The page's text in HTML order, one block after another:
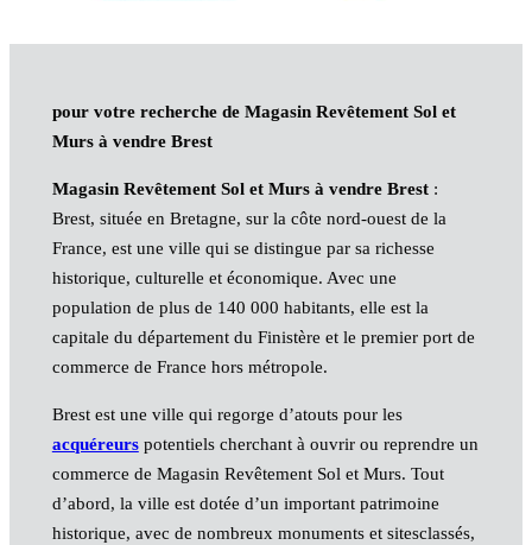
pour votre recherche de Magasin Revêtement Sol et
Murs à vendre Brest
Magasin Revêtement Sol et Murs à vendre Brest:
Brest, située en Bretagne, sur la côte nord-ouest de la
France, est une ville qui se distingue par sa richesse
historique, culturelle et économique. Avec une
population de plus de 140 000 habitants, elle est la
capitale du département du Finistère et le premier port de
commerce de France hors métropole.
Brest est une ville qui regorge d’atouts pour les
acquéreurspotentiels cherchant à ouvrir ou reprendre un
commerce de Magasin Revêtement Sol et Murs. Tout
d’abord, la ville est dotée d’un important patrimoine
historique, avec de nombreux monuments et sitesclassés,